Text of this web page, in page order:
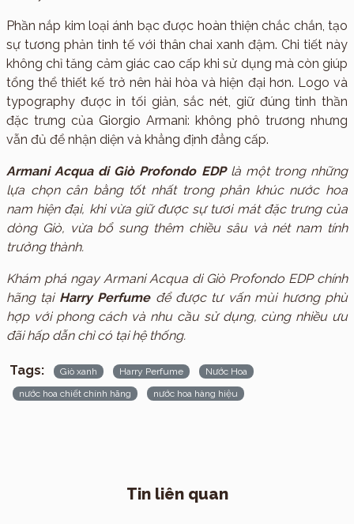
Phần nắp kim loại ánh bạc được hoàn thiện chắc chắn, tạo
sự tương phản tinh tế với thân chai xanh đậm. Chi tiết này
không chỉ tăng cảm giác cao cấp khi sử dụng mà còn giúp
tổng thể thiết kế trở nên hài hòa và hiện đại hơn. Logo và
typography được in tối giản, sắc nét, giữ đúng tinh thần
đặc trưng của Giorgio Armani: không phô trương nhưng
vẫn đủ để nhận diện và khẳng định đẳng cấp.
Armani Acqua di Giò Profondo EDPlà một trong những
lựa chọn cân bằng tốt nhất trong phân khúc nước hoa
nam hiện đại, khi vừa giữ được sự tươi mát đặc trưng của
dòng Giò, vừa bổ sung thêm chiều sâu và nét nam tính
trưởng thành.
Khám phá ngay Armani Acqua di Giò Profondo EDP chính
hãng tại Harry Perfumeđể được tư vấn mùi hương phù
hợp với phong cách và nhu cầu sử dụng, cùng nhiều ưu
đãi hấp dẫn chỉ có tại hệ thống.
Tags: Giò xanh Harry Perfume
Nước Hoa
nước hoa chiết chính hãng
nước hoa hàng hiệu
Tin liên quan